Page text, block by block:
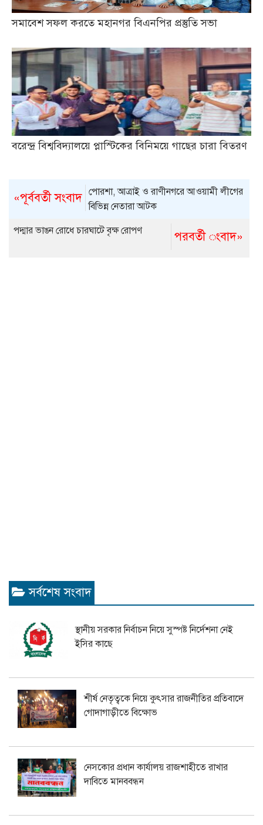
সমাবেশ সফল করতে মহানগর বিএনপির প্রস্তুতি সভা
বরেন্দ্র বিশ্ববিদ্যালয়ে প্লাস্টিকের বিনিময়ে গাছের চারা বিতরণ
«পূর্ববর্তী সংবাদ পোরশা, আত্রাই ও রাণীনগরে আওয়ামী লীগের
বিভিন্ন নেতারা আটক
পরবর্তী ংবাদ»
পদ্মার ভাঙন রোধে চারঘাটে বৃক্ষ রোপণ
সর্বশেষ সংবাদ
স্থানীয় সরকার নির্বাচন নিয়ে সুস্পষ্ট নির্দেশনা নেই
ইসির কাছে
শীর্ষ নেতৃত্বকে নিয়ে কুৎসার রাজনীতির প্রতিবাদে
গোদাগাড়ীতে বিক্ষোভ
নেসকোর প্রধান কার্যালয় রাজশাহীতে রাখার
দাবিতে মানববন্ধন